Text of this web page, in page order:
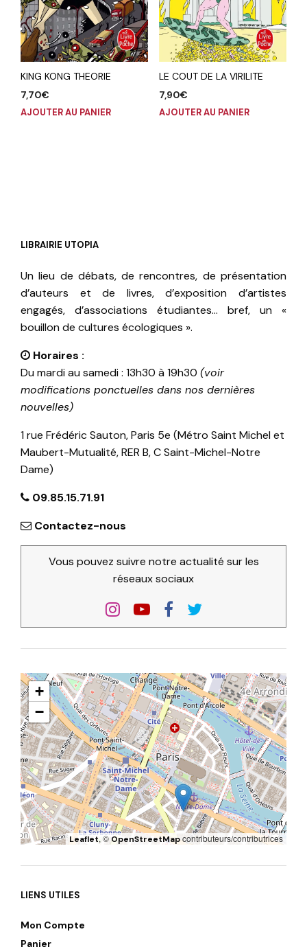
KING KONG THEORIE
7,70€
AJOUTER AU PANIER
LE COUT DE LA VIRILITE
7,90€
AJOUTER AU PANIER
LIBRAIRIE UTOPIA
Un lieu de débats, de rencontres, de présentation
d’auteurs et de livres, d’exposition d’artistes
engagés, d’associations étudiantes… bref, un «
bouillon de cultures écologiques ».
Horaires :
Du mardi au samedi : 13h30 à 19h30 (voir
modifications ponctuelles dans nos dernières
nouvelles)
1 rue Frédéric Sauton, Paris 5e (Métro Saint Michel et
Maubert-Mutualité, RER B, C Saint-Michel-Notre
Dame)
09.85.15.71.91
Contactez-nous
Vous pouvez suivre notre actualité sur les
réseaux sociaux
+
−
Leaflet, ©OpenStreetMapcontributeurs/contributrices
LIENS UTILES
Mon Compte
Panier